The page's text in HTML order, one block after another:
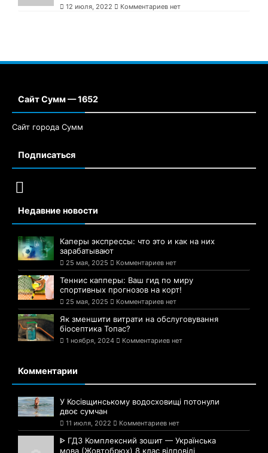
12 июля, 2022 Комментариев нет
Сайт Сумм — 1652
Сайт города Сумм
Подписаться
Недавние новости
Каперы экспрессы: что это и как на них
зарабатывают
25 мая, 2025 Комментариев нет
Теннис капперы: Ваш гид по миру
спортивных прогнозов на корт!
25 мая, 2025 Комментариев нет
Як зменшити витрати на обслуговування
біосептика Топас?
1 ноября, 2024 Комментариев нет
Комментарии
У Косівщинському водосховищі потонули
двоє сумчан
11 июля, 2022 Комментариев нет
ᐈ ГДЗ Комплексний зошит — Українська
мова (Жовтобрюх) 8 клас відповіді